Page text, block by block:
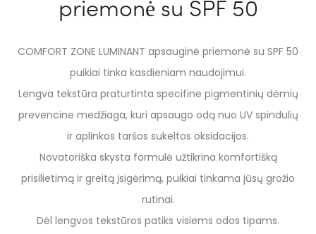
priemonė su SPF 50
COMFORT ZONE LUMINANT apsauginė priemonė su SPF 50
puikiai tinka kasdieniam naudojimui.
Lengva tekstūra praturtinta specifine pigmentinių dėmių
prevencine medžiaga, kuri apsaugo odą nuo UV spindulių
ir aplinkos taršos sukeltos oksidacijos.
Novatoriška skysta formulė užtikrina komfortišką
prisilietimą ir greitą įsigėrimą, puikiai tinkama jūsų grožio
rutinai.
Dėl lengvos tekstūros patiks visiems odos tipams.